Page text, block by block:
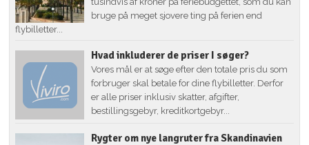
bruge på meget sjovere ting på ferien end
flybilletter...
Hvad inkluderer de priser I søger?
Vores mål er at søge efter den totale pris du som
forbruger skal betale for dine flybilletter. Derfor
er alle priser inklusiv skatter, afgifter,
bestillingsgebyr, kreditkortgebyr...
Rygter om nye langruter fra Skandinavien